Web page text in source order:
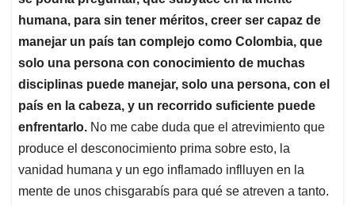
humana, para sin tener méritos, creer ser capaz de
manejar un país tan complejo como Colombia, que
solo una persona con conocimiento de muchas
disciplinas puede manejar, solo una persona, con el
país en la cabeza, y un recorrido suficiente puede
enfrentarlo. No me cabe duda que el atrevimiento que
produce el desconocimiento prima sobre esto, la
vanidad humana y un ego inflamado inflluyen en la
mente de unos chisgarabís para qué se atreven a tanto.